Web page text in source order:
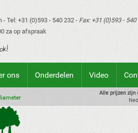
- Tel: +31 (0)593 - 540 232 - Fax: +31 (0)593 - 540
za op afspraak
ons Onderdelen Video
Alle prijzen zijn